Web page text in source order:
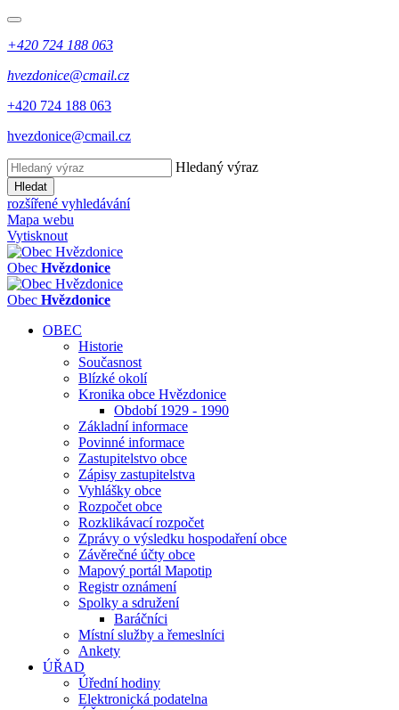
+420 724 188 063
hvezdonice@cmail.cz
+420 724 188 063
hvezdonice@cmail.cz
Hledaný výraz
Hledat
rozšířené vyhledávání
Mapa webu
Vytisknout
Obec Hvězdonice
Obec Hvězdonice
OBEC
Historie
Současnost
Blízké okolí
Kronika obce Hvězdonice
Období 1929 - 1990
Základní informace
Povinné informace
Zastupitelstvo obce
Zápisy zastupitelstva
Vyhlášky obce
Rozpočet obce
Rozklikávací rozpočet
Zprávy o výsledku hospodaření obce
Závěrečné účty obce
Mapový portál Mapotip
Registr oznámení
Spolky a sdružení
Baráčníci
Místní služby a řemeslníci
Ankety
ÚŘAD
Úřední hodiny
Elektronická podatelna